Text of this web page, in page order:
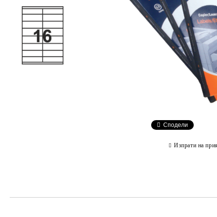
Сподели
Изпрати на